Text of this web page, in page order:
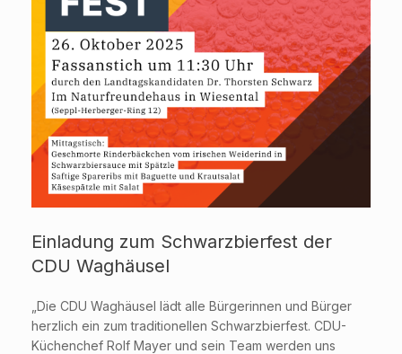
Einladung zum Schwarzbierfest der
CDU Waghäusel
„Die CDU Waghäusel lädt alle Bürgerinnen und Bürger
herzlich ein zum traditionellen Schwarzbierfest. CDU-
Küchenchef Rolf Mayer und sein Team werden uns